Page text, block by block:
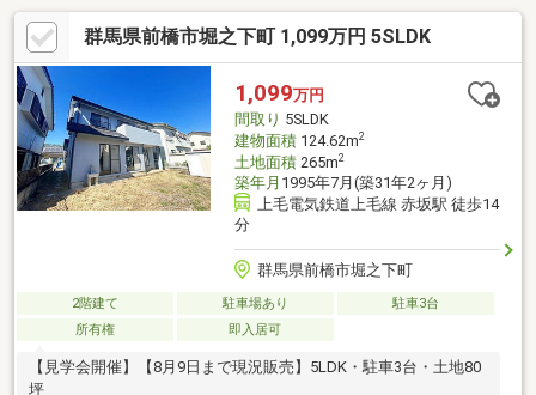
群馬県前橋市堀之下町 1,099万円 5SLDK
1,099万円
間取り 5SLDK
建物面積124.62m2
土地面積265m2
築年月 1995年7月(築31年2ヶ月)
上毛電気鉄道上毛線 赤坂駅 徒歩14
分
群馬県前橋市堀之下町
2階建て 駐車場あり
駐車3台
所有権
即入居可
【見学会開催】【8月9日まで現況販売】5LDK・駐車3台・土地80
坪